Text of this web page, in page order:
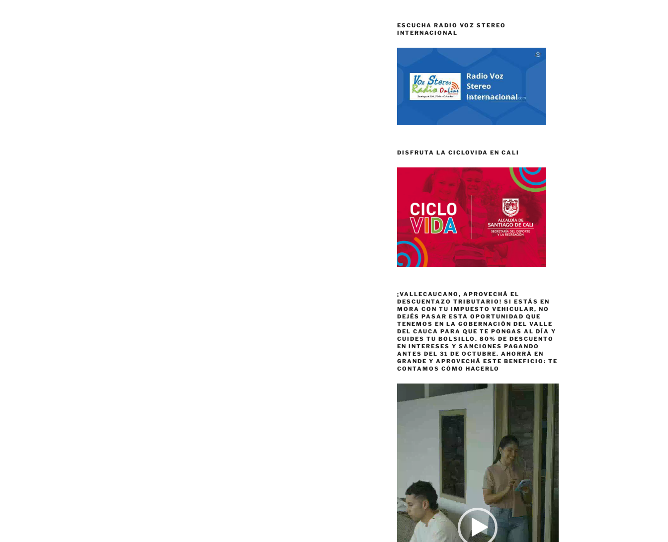
ESCUCHA RADIO VOZ STEREO
INTERNACIONAL
DISFRUTA LA CICLOVIDA EN CALI
¡VALLECAUCANO, APROVECHÁ EL
DESCUENTAZO TRIBUTARIO! SI ESTÁS EN
MORA CON TU IMPUESTO VEHICULAR, NO
DEJÉS PASAR ESTA OPORTUNIDAD QUE
TENEMOS EN LA GOBERNACIÓN DEL VALLE
DEL CAUCA PARA QUE TE PONGAS AL DÍA Y
CUIDES TU BOLSILLO. 80% DE DESCUENTO
EN INTERESES Y SANCIONES PAGANDO
ANTES DEL 31 DE OCTUBRE. AHORRÁ EN
GRANDE Y APROVECHÁ ESTE BENEFICIO: TE
CONTAMOS CÓMO HACERLO
de